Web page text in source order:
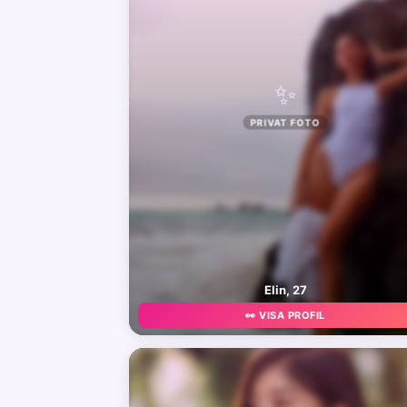
✨
PRIVAT FOTO
Elin, 27
👀 VISA PROFIL